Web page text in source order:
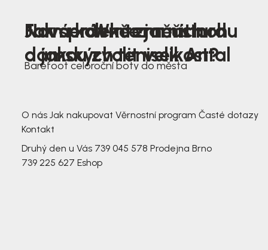
Nová kolekce jarních
dámských tenisek Antal
Jak správně změřit nohu
a jakou zvolit velikost?
Farmer Winter mustard
Barefoot celoroční boty do města
O nás Jak nakupovat Věrnostní program Časté dotazy
Kontakt
Druhý den u Vás 739 045 578 Prodejna Brno
739 225 627 Eshop